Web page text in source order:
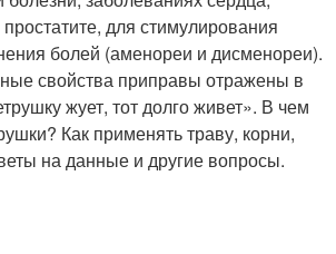
для стимулирования
болей (аменореи и дисменореи).
свойства приправы отражены в
жует, тот долго живет». В чем
Как применять траву, корни,
на данные и другие вопросы.